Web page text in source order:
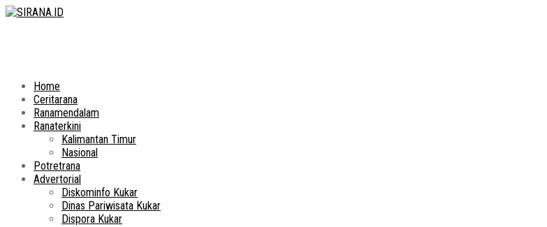
Home
Ceritarana
Ranamendalam
Ranaterkini
Kalimantan Timur
Nasional
Potretrana
Advertorial
Diskominfo Kukar
Dinas Pariwisata Kukar
Dispora Kukar